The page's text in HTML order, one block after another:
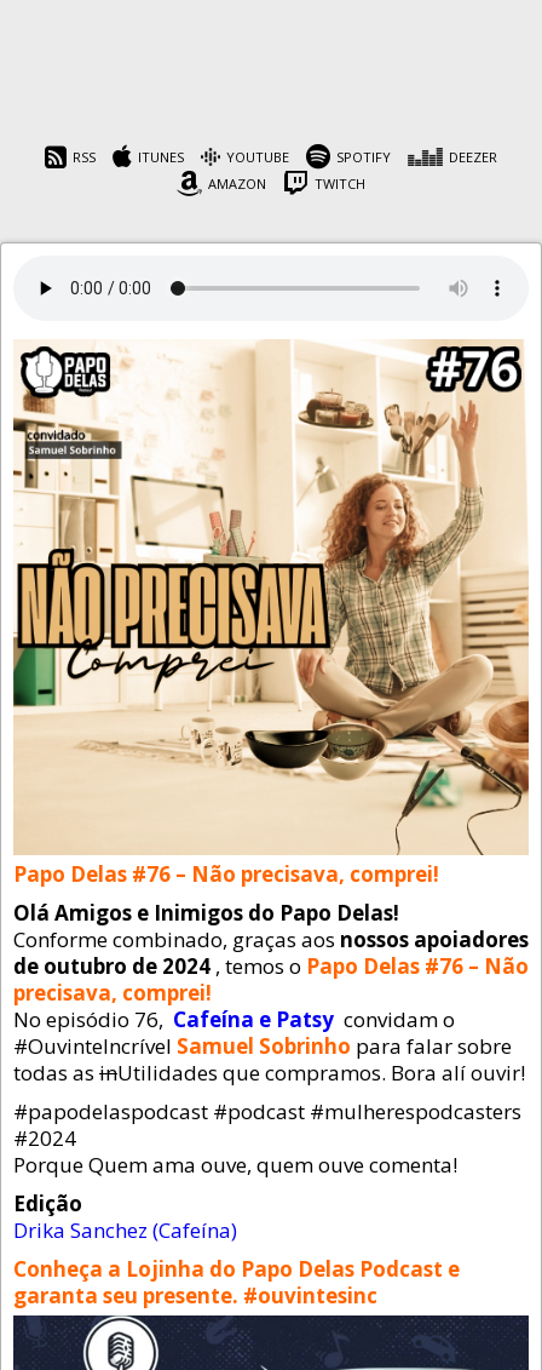
RSS ITUNES YOUTUBE SPOTIFY
DEEZER
AMAZON
TWITCH
precisava, comprei!
8 de novembro de 2024
Papo Delas #76 – Não precisava, comprei!
Olá Amigos e Inimigos do Papo Delas!
Conforme combinado, graças aos nossos apoiadores
de outubro de 2024 , temos o Papo Delas #76 – Não
precisava, comprei!
No episódio 76, Cafeína e Patsy convidam o
#OuvinteIncrível Samuel Sobrinho para falar sobre
todas as inUtilidades que compramos. Bora alí ouvir!
#papodelaspodcast #podcast #mulherespodcasters
#2024
Porque Quem ama ouve, quem ouve comenta!
Edição
Drika Sanchez (Cafeína)
Conheça a Lojinha do Papo Delas Podcast e
garanta seu presente. #ouvintesinc